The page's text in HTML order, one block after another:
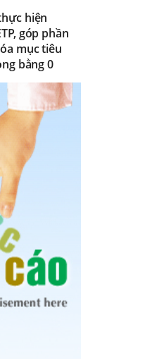
hiện
góp phần
mục tiêu
bằng 0